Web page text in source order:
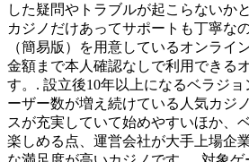
した疑問やトラブルが起こらないか
カジノだけあってサポートも丁寧な
（簡易版）を用意しているオンライ
金額まで本人確認なしで利用できる
す。. 設立後10年以上になるベラジ
ーザー数が増え続けている人気カジ
スが充実していて始めやすいほか、
楽しめる点、運営会社が大手上場企